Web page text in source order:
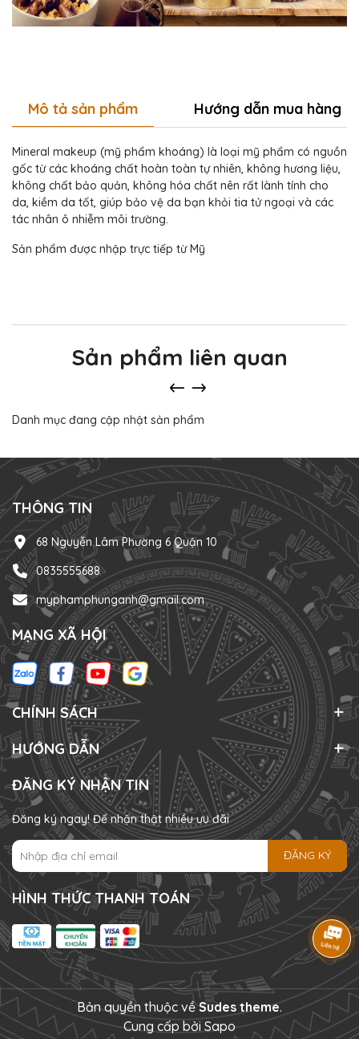
Mô tả sản phẩm Hướng dẫn mua hàng
Mineral makeup (mỹ phẩm khoáng) là loại mỹ phẩm có nguồn
gốc từ các khoáng chất hoàn toàn tự nhiên, không hương liệu,
không chất bảo quản, không hóa chất nên rất lành tính cho
da, kiềm da tốt, giúp bảo vệ da bạn khỏi tia tử ngoại và các
tác nhân ô nhiễm môi trường.
Sản phẩm được nhập trực tiếp từ Mỹ
Sản phẩm liên quan
Danh mục đang cập nhật sản phẩm
THÔNG TIN
68 Nguyễn Lâm Phường 6 Quận 10
0835555688
myphamphunganh@gmail.com
MẠNG XÃ HỘI
CHÍNH SÁCH
HƯỚNG DẪN
ĐĂNG KÝ NHẬN TIN
Đăng ký ngay! Để nhận thật nhiều ưu đãi
ĐĂNG KÝ
HÌNH THỨC THANH TOÁN
Bản quyền thuộc vềSudes theme.
Cung cấp bởi Sapo